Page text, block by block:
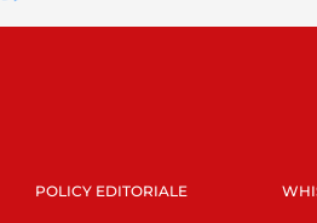
POLICY EDITORIALE